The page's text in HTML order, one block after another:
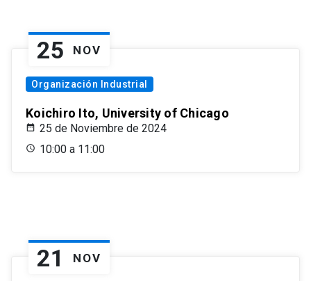
25 NOV
Organización Industrial
Koichiro Ito, University of Chicago
25 de Noviembre de 2024
10:00 a 11:00
21 NOV